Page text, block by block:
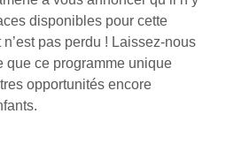
disponibles pour cette
pas perdu ! Laissez-nous
que ce programme unique
opportunités encore